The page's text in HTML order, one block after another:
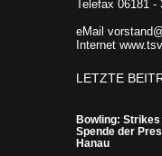
Telefax 06181 -
eMail
Internet
LETZTE
Bowling:
Spende der
Hanau